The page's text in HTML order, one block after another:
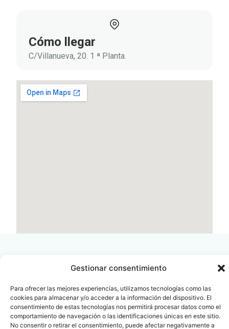
Gestionar consentimiento
Para ofrecer las mejores experiencias, utilizamos tecnologías como las
cookies para almacenar y/o acceder a la información del dispositivo. El
consentimiento de estas tecnologías nos permitirá procesar datos como el
comportamiento de navegación o las identificaciones únicas en este sitio.
No consentir o retirar el consentimiento, puede afectar negativamente a
Cómo llegar
C/Villanueva, 20. 1 ª Planta.
Contacto
info@fenin.es
C/ Villanueva, 20 - 1-
Oficina Barcelona
Travesera de Gracia, 56 -
1º, 3ª 08006
932 014 655